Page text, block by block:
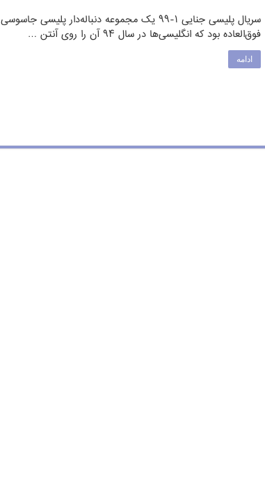
سریال پلیسی جنایی ۱-۹۹ یک مجموعه دنباله‌دار پلیسی جاسوسی
فوق‌العاده بود که انگلیسی‌ها در سال ۹۴ آن را روی آنتن …
ادامه